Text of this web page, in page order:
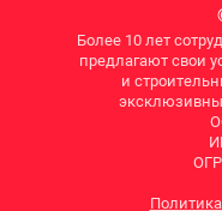
Более 10 лет
предлагают свои
и